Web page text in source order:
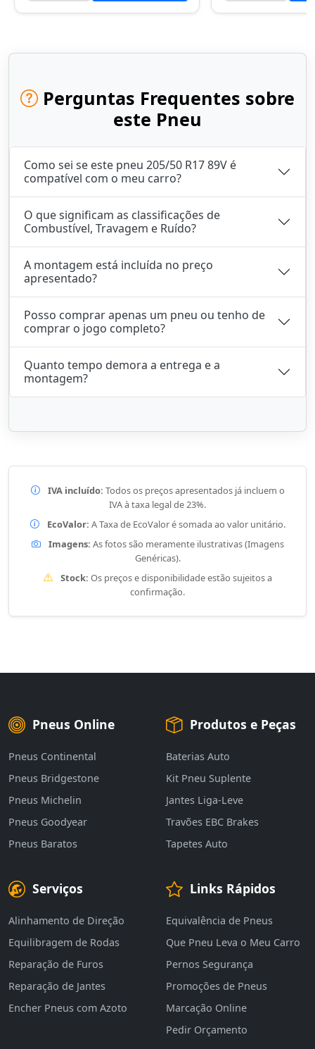
Perguntas Frequentes sobre
este Pneu
Como sei se este pneu 205/50 R17 89V é
compatível com o meu carro?
O que significam as classificações de
Combustível, Travagem e Ruído?
A montagem está incluída no preço
apresentado?
Posso comprar apenas um pneu ou tenho de
comprar o jogo completo?
Quanto tempo demora a entrega e a
montagem?
IVA incluído: Todos os preços apresentados já incluem o
IVA à taxa legal de 23%.
EcoValor: A Taxa de EcoValor é somada ao valor unitário.
Imagens: As fotos são meramente ilustrativas (Imagens
Genéricas).
Stock: Os preços e disponibilidade estão sujeitos a
confirmação.
Pneus Online
Pneus Continental
Pneus Bridgestone
Pneus Michelin
Pneus Goodyear
Pneus Baratos
Produtos e Peças
Baterias Auto
Kit Pneu Suplente
Jantes Liga-Leve
Travões EBC Brakes
Tapetes Auto
Serviços
Alinhamento de Direção
Equilibragem de Rodas
Reparação de Furos
Reparação de Jantes
Encher Pneus com Azoto
Links Rápidos
Equivalência de Pneus
Que Pneu Leva o Meu Carro
Pernos Segurança
Promoções de Pneus
Marcação Online
Pedir Orçamento